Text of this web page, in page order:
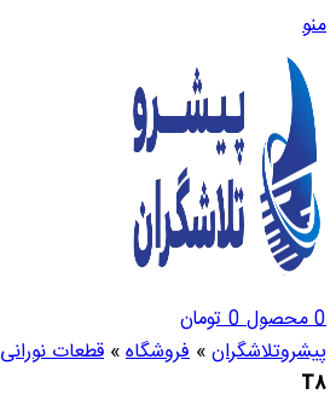
منو
0محصول0تومان
پیشروتلاشگران» فروشگاه» قطعات نورانی
T8